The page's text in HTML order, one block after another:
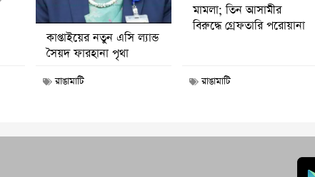
কাপ্তাইয়ের নতুন এসি ল্যান্ড
সৈয়দ ফারহানা পৃথা
রাঙামাটি
মামলা; তিন আসামীর
বিরুদ্ধে গ্রেফতারি পরোয়ানা
রাঙামাটি